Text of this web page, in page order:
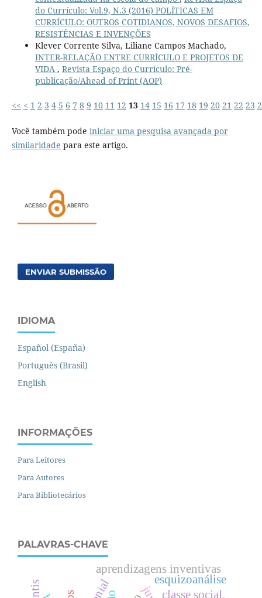
do Currículo: Vol.9, N.3 (2016) POLÍTICAS EM
CURRÍCULO: OUTROS COTIDIANOS, NOVOS DESAFIOS,
RESISTÊNCIAS E INVENÇÕES
Klever Corrente Silva, Liliane Campos Machado,
INTER-RELAÇÃO ENTRE CURRÍCULO E PROJETOS DE
VIDA , Revista Espaço do Currículo: Pré-
publicação/Ahead of Print (AOP)
<< < 1 2 3 4 5 6 7 8 9 10 11 12 13 14 15 16 17 18 19 20 21 22 23
Você também pode iniciar uma pesquisa avançada por
similaridade para este artigo.
ENVIAR SUBMISSÃO
IDIOMA
Español (España)
Português (Brasil)
English
INFORMAÇÕES
Para Leitores
Para Autores
Para Bibliotecários
PALAVRAS-CHAVE
classe social.
esquizoanálise
aprendizagens inventivas